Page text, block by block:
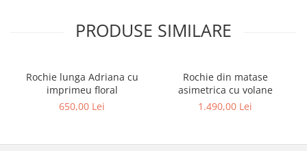
PRODUSE SIMILARE
Rochie lunga Adriana cu
imprimeu floral
650,00 Lei
Rochie din matase
asimetrica cu volane
1.490,00 Lei